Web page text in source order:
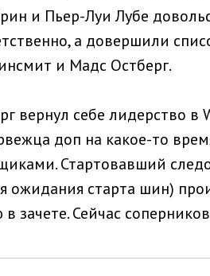
и Пьер-Луи Лубе
а довершили
и Мадс Остберг.
вернул себе лидерство в
доп на какое-то
Стартовавший
ожидания старта шин)
зачете. Сейчас